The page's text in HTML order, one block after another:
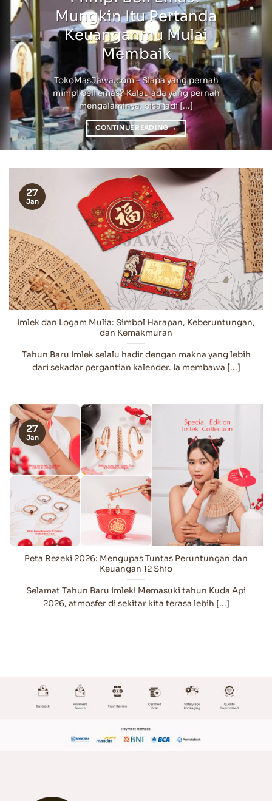
Mungkin Itu Pertanda
Keuanganmu Mulai
Membaik
TokoMasJawa.com – Siapa yang pernah
mimpi beli emas? Kalau ada yang pernah
mengalaminya, bisa jadi [...]
CONTINUE READING→
Imlek dan Logam Mulia: Simbol Harapan, Keberuntungan,
dan Kemakmuran
Tahun Baru Imlek selalu hadir dengan makna yang lebih
dari sekadar pergantian kalender. Ia membawa [...]
27
Jan
Peta Rezeki 2026: Mengupas Tuntas Peruntungan dan
Keuangan 12 Shio
Selamat Tahun Baru Imlek! Memasuki tahun Kuda Api
2026, atmosfer di sekitar kita terasa lebih [...]
27
Jan